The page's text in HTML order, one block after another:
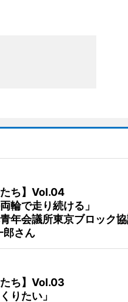
ち】Vol.04
輪で走り続ける」
年会議所東京ブロック
さん
ち】Vol.03
りたい」